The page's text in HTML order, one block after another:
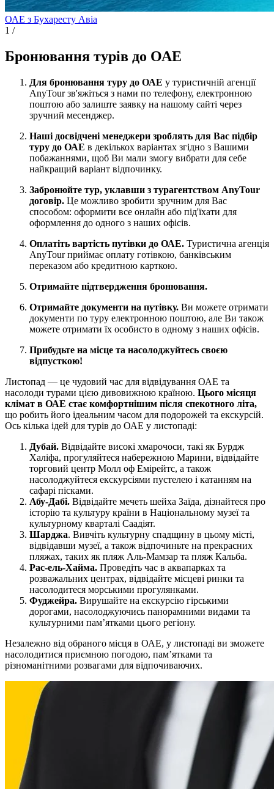
ОАЕ з Бухаресту Авіа
1 /
Бронювання турів до ОАЕ
Для бронювання туру до ОАЕ у туристичній агенції
AnyTour зв'яжіться з нами по телефону, електронною
поштою або залиште заявку на нашому сайті через
зручний месенджер.
Наші досвідчені менеджери зроблять для Вас підбір
туру до ОАЕ в декількох варіантах згідно з Вашими
побажаннями, щоб Ви мали змогу вибрати для себе
найкращий варіант відпочинку.
Забронюйте тур, уклавши з турагентством AnyTour
договір. Це можливо зробити зручним для Вас
способом: оформити все онлайн або під'їхати для
оформлення до одного з наших офісів.
Оплатіть вартість путівки до ОАЕ. Туристична агенція
AnyTour приймає оплату готівкою, банківським
переказом або кредитною карткою.
Отримайте підтвердження бронювання.
Отримайте документи на путівку. Ви можете отримати
документи по туру електронною поштою, але Ви також
можете отримати їх особисто в одному з наших офісів.
Прибудьте на місце та насолоджуйтесь своєю
відпусткою!
Листопад — це чудовий час для відвідування ОАЕ та
насолоди турами цією дивовижною країною. Цього місяця
клімат в ОАЕ стає комфортнішим після спекотного літа,
що робить його ідеальним часом для подорожей та екскурсій.
Ось кілька ідей для турів до ОАЕ у листопаді:
Дубай. Відвідайте високі хмарочоси, такі як Бурдж
Халіфа, прогуляйтеся набережною Марини, відвідайте
торговий центр Молл оф Емірейтс, а також
насолоджуйтеся екскурсіями пустелею і катанням на
сафарі пісками.
Абу-Дабі. Відвідайте мечеть шейха Заїда, дізнайтеся про
історію та культуру країни в Національному музеї та
культурному кварталі Саадіят.
Шарджа. Вивчіть культурну спадщину в цьому місті,
відвідавши музеї, а також відпочиньте на прекрасних
пляжах, таких як пляж Аль-Мамзар та пляж Кальба.
Рас-ель-Хайма. Проведіть час в аквапарках та
розважальних центрах, відвідайте місцеві ринки та
насолодитеся морськими прогулянками.
Фуджейра. Вирушайте на екскурсію гірськими
дорогами, насолоджуючись панорамними видами та
культурними пам’ятками цього регіону.
Незалежно від обраного місця в ОАЕ, у листопаді ви зможете
насолодитися приємною погодою, пам’ятками та
різноманітними розвагами для відпочиваючих.